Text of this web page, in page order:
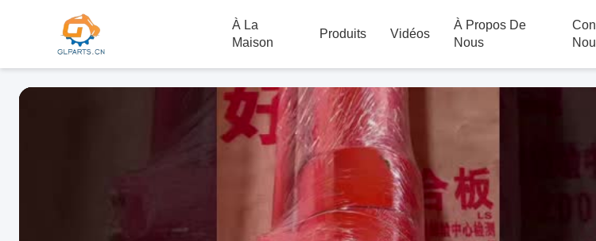
À La
Maison
Produits Vidéos
À Propos De
Nous